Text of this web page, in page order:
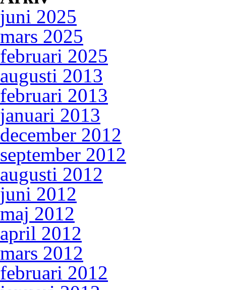
juni 2025
mars 2025
februari 2025
augusti 2013
februari 2013
januari 2013
december 2012
september 2012
augusti 2012
juni 2012
maj 2012
april 2012
mars 2012
februari 2012